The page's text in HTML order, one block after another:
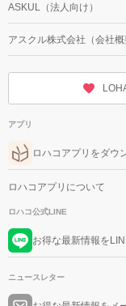
ASKUL（法人向け）
アスクル株式会社（会社概
アプリ
ロハコアプリをダウ
ロハコアプリについて
ロハコ公式LINE
お得な最新情報を
ニュースレター